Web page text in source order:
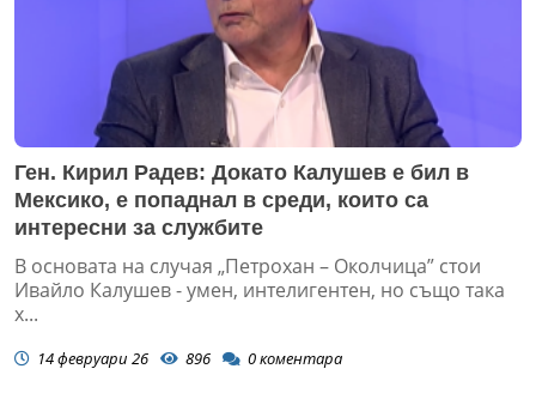
Ген. Кирил Радев: Докато Калушев е бил в
Мексико, е попаднал в среди, които са
интересни за службите
В основата на случая „Петрохан – Околчица” стои
Ивайло Калушев - умен, интелигентен, но също така
х...
14 февруари 26 896 0коментара